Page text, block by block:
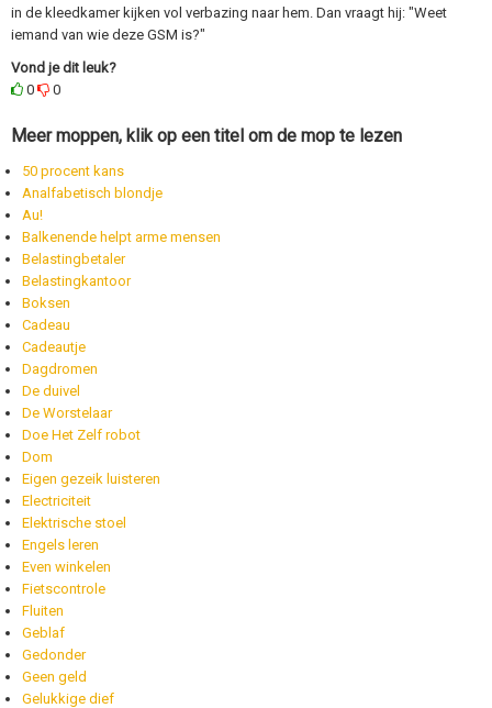
in de kleedkamer kijken vol verbazing naar hem. Dan vraagt hij: "Weet
iemand van wie deze GSM is?"
Vond je dit leuk?
0
0
Meer moppen, klik op een titel om de mop te lezen
50 procent kans
Analfabetisch blondje
Au!
Balkenende helpt arme mensen
Belastingbetaler
Belastingkantoor
Boksen
Cadeau
Cadeautje
Dagdromen
De duivel
De Worstelaar
Doe Het Zelf robot
Dom
Eigen gezeik luisteren
Electriciteit
Elektrische stoel
Engels leren
Even winkelen
Fietscontrole
Fluiten
Geblaf
Gedonder
Geen geld
Gelukkige dief